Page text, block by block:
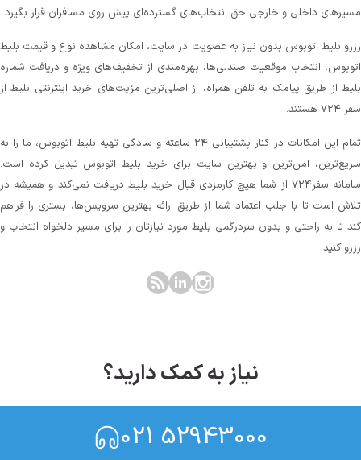
مسیرهای داخلی و خارجی حق انتخاب‌های گسترده‌ای پیش روی مسافران قرار بگیرد
رزرو بلیط اتوبوس بدون نیاز به عضویت در سایت، امکان مشاهده نوع و قیمت بلیط
اتوبوس، انتخاب موقعیت صندلی‌ها، بهره‌مندی از تخفیف‌های ویژه و دریافت شماره‌
بلیط از طریق پیامک به تلفن همراه، از اصلی‌ترین مزیت‌های خرید اینترنتی بلیط از
سفر ۷۲۴ هستند.
تمام این امکانات در کنار پشتیبانی‌ ۲۴ ساعته و سادگی تهیه بلیط اتوبوس، ما را به
سریع‌ترین، امن‌ترین و بهترین سایت برای خرید بلیط اتوبوس تبدیل کرده است.
سامانه سفر۷۲۴ از شما هیچ کارمزدی قبال خرید بلیط دریافت نمی‌کند و همیشه در
تلاش است تا با جلب اعتماد شما از طریق ارائه بهترین سرویس‌ها، بستری را فراهم
کند تا به راحتی و بدون سردرگمی بلیط مورد نیازتان را برای مسیر دلخواه انتخاب و
رزرو کنید.
نیاز به کمک دارید؟
021 52943000